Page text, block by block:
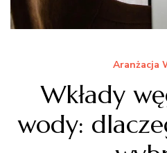
Aranżacja
Wkłady
wody: